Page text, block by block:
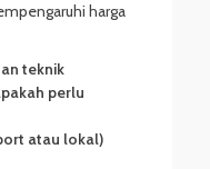
harga
teknik
perlu
atau lokal)